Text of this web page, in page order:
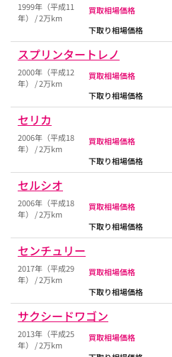
1999年（平成11
年） / 2万km
買取相場価格
下取り相場価格
スプリンタートレノ
2000年（平成12
年） / 2万km
買取相場価格
下取り相場価格
セリカ
2006年（平成18
年） / 2万km
買取相場価格
下取り相場価格
セルシオ
2006年（平成18
年） / 2万km
買取相場価格
下取り相場価格
センチュリー
2017年（平成29
年） / 2万km
買取相場価格
下取り相場価格
サクシードワゴン
2013年（平成25
年） / 2万km
買取相場価格